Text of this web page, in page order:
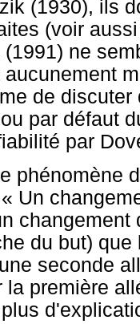
(1930), ils
(voir
ne
de
par défaut
par
phénomène
Un
du but)
seconde
la première